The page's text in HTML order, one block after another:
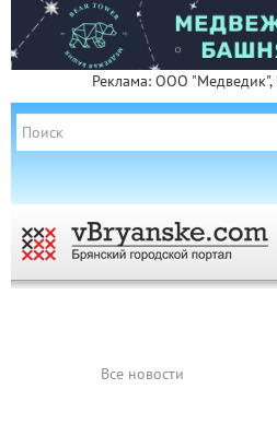
Реклама: ООО
Все новости